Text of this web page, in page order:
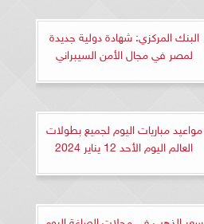
البنك المركزي: شهادة دولية جديدة
لمصر في مجال الأمن السيبراني
مواعيد مباريات اليوم لجميع بطولات
العالم اليوم الأحد 12 يناير 2024